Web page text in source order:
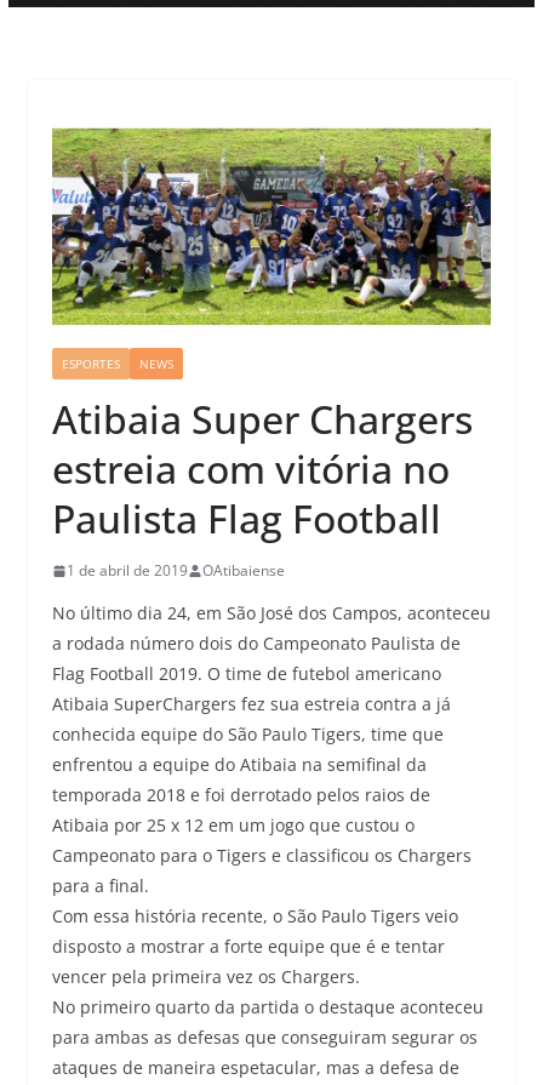
ESPORTES NEWS
Atibaia Super Chargers
estreia com vitória no
Paulista Flag Football
1 de abril de 2019 OAtibaiense
No último dia 24, em São José dos Campos, aconteceu
a rodada número dois do Campeonato Paulista de
Flag Football 2019. O time de futebol americano
Atibaia SuperChargers fez sua estreia contra a já
conhecida equipe do São Paulo Tigers, time que
enfrentou a equipe do Atibaia na semifinal da
temporada 2018 e foi derrotado pelos raios de
Atibaia por 25 x 12 em um jogo que custou o
Campeonato para o Tigers e classificou os Chargers
para a final.
Com essa história recente, o São Paulo Tigers veio
disposto a mostrar a forte equipe que é e tentar
vencer pela primeira vez os Chargers.
No primeiro quarto da partida o destaque aconteceu
para ambas as defesas que conseguiram segurar os
ataques de maneira espetacular, mas a defesa de